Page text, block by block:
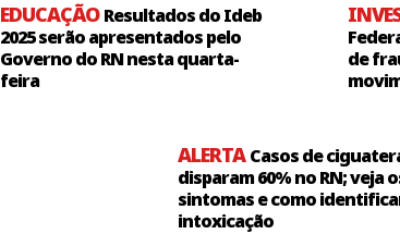
EDUCAÇÃOResultados do Ideb
2025 serão apresentados pelo
Governo do RN nesta quarta-
feira
de
ALERTACasos de
disparam 60% no RN; veja
sintomas e como
intoxicação